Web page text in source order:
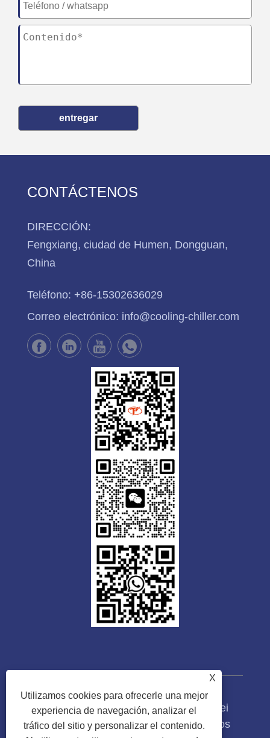
entregar
CONTÁCTENOS
DIRECCIÓN:
Fengxiang, ciudad de Humen, Dongguan,
China
Teléfono: +86-15302636029
Correo electrónico: info@cooling-chiller.com
Copyright © 2023 Guangdong Tongwei
Machinery Co., Ltd. Todos los derechos
X
Utilizamos cookies para ofrecerle una mejor
experiencia de navegación, analizar el
tráfico del sitio y personalizar el contenido.